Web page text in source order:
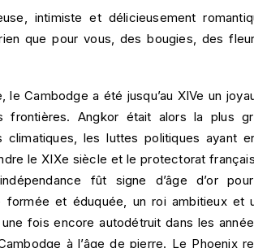
intimiste et délicieusement
que pour vous, des bougies, des
Cambodge a été jusqu’au XIVe un
frontières. Angkor était alors la plus
climatiques, les luttes politiques ayant
le XIXe siècle et le protectorat
fût signe d’âge d’or
et éduquée, un roi ambitieux et
fois encore autodétruit dans les
à l’âge de pierre. Le Phoenix